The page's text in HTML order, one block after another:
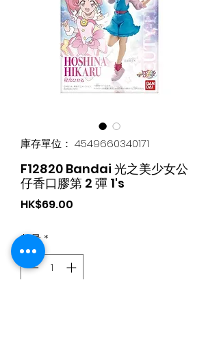
庫存單位： 4549660340171
F12820 Bandai 光之美少女公
仔香口膠第 2 彈 1's
HK$69.00
數量*